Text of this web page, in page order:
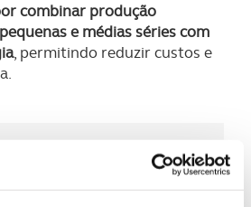
combinar produção
e médias séries com
, permitindo reduzir custos e
do mundo automóvel e
universo ACP.